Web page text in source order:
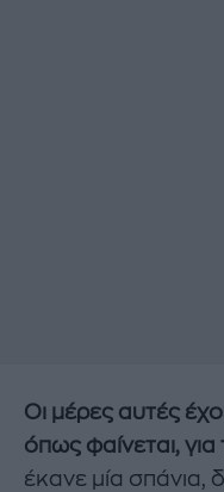
Οι μέρες αυτές
όπως φαίνεται,
έκανε μία σπάνια,